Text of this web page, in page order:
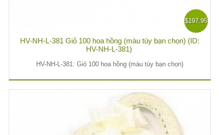
$197.95
HV-NH-L-381 Giỏ 100 hoa hồng (màu tùy bạn chọn) (ID:
HV-NH-L-381)
HV-NH-L-381: Giỏ 100 hoa hồng (màu tùy bạn chọn)